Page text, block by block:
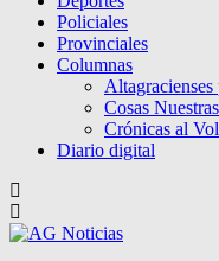
Policiales
Provinciales
Columnas
Cosas Nuestras
Crónicas al
Diario digital